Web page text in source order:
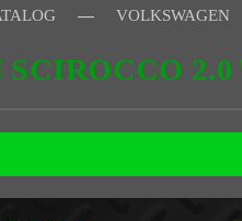
VOLKSWAGEN